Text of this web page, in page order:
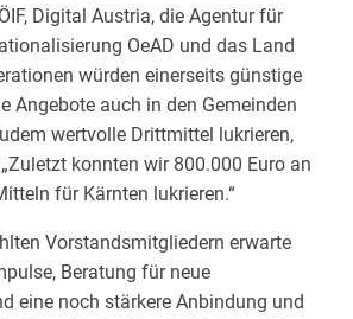
Digital Austria, die Agentur für
OeAD und das Land
würden einerseits günstige
Angebote auch in den Gemeinden
wertvolle Drittmittel lukrieren,
konnten wir 800.000 Euro an
für Kärnten lukrieren.“
Vorstandsmitgliedern erwarte
Beratung für neue
eine noch stärkere Anbindung und